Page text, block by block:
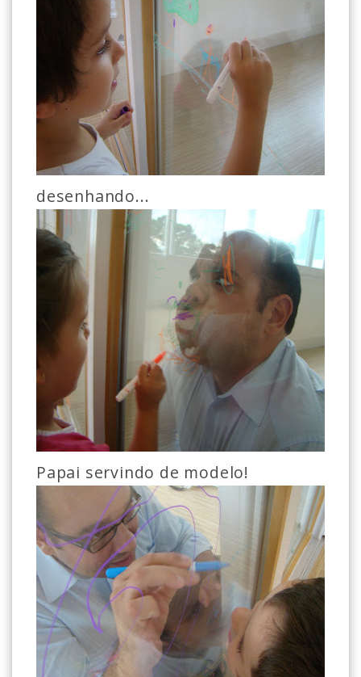
desenhando...
Papai servindo de modelo!